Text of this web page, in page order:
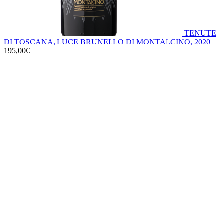
TENUTE
DI TOSCANA, LUCE BRUNELLO DI MONTALCINO, 2020
195,00€